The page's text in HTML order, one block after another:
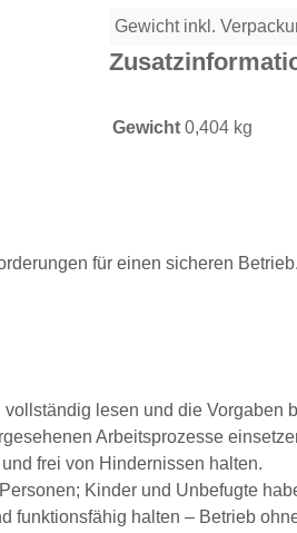
Gewicht inkl.
Gewicht 0,404 kg
für einen sicheren
lesen und die Vorgaben
Arbeitsprozesse
frei von Hindernissen halten.
Kinder und Unbefugte
funktionsfähig halten – Betrieb